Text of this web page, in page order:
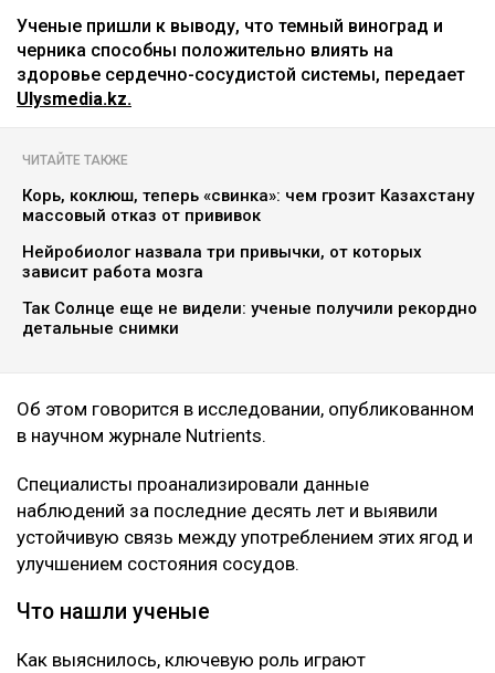
Ученые пришли к выводу, что темный виноград и
черника способны положительно влиять на
здоровье сердечно-сосудистой системы, передает
Ulysmedia.kz.
ЧИТАЙТЕ ТАКЖЕ
Корь, коклюш, теперь «свинка»: чем грозит Казахстану
массовый отказ от прививок
Нейробиолог назвала три привычки, от которых
зависит работа мозга
Так Солнце еще не видели: ученые получили рекордно
детальные снимки
Об этом говорится в исследовании, опубликованном
в научном журнале Nutrients.
Специалисты проанализировали данные
наблюдений за последние десять лет и выявили
устойчивую связь между употреблением этих ягод и
улучшением состояния сосудов.
Что нашли ученые
Как выяснилось, ключевую роль играют